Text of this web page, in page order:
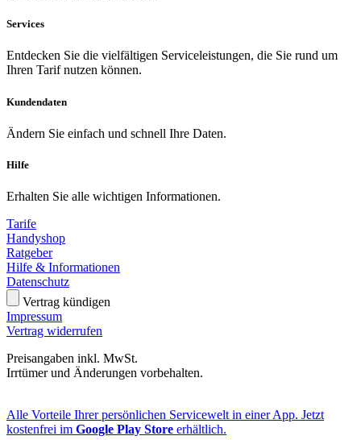
Services
Entdecken Sie die vielfältigen Serviceleistungen, die Sie rund um
Ihren Tarif nutzen können.
Kundendaten
Ändern Sie einfach und schnell Ihre Daten.
Hilfe
Erhalten Sie alle wichtigen Informationen.
Tarife
Handyshop
Ratgeber
Hilfe & Informationen
Datenschutz
Vertrag kündigen
Impressum
Vertrag widerrufen
Preisangaben inkl. MwSt.
Irrtümer und Änderungen vorbehalten.
Alle Vorteile Ihrer persönlichen Servicewelt in einer App. Jetzt
kostenfrei im Google Play Store erhältlich.